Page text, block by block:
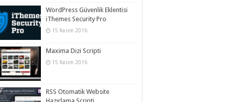
WordPress Güvenlik Eklentisi
iThemes Security Pro
15 Kasım 2016
Maxima Dizi Scripti
15 Kasım 2016
RSS Otomatik Website